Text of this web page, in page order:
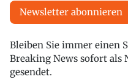
Newsletter abonnieren
Bleiben Sie immer einen
Breaking News sofort
gesendet.